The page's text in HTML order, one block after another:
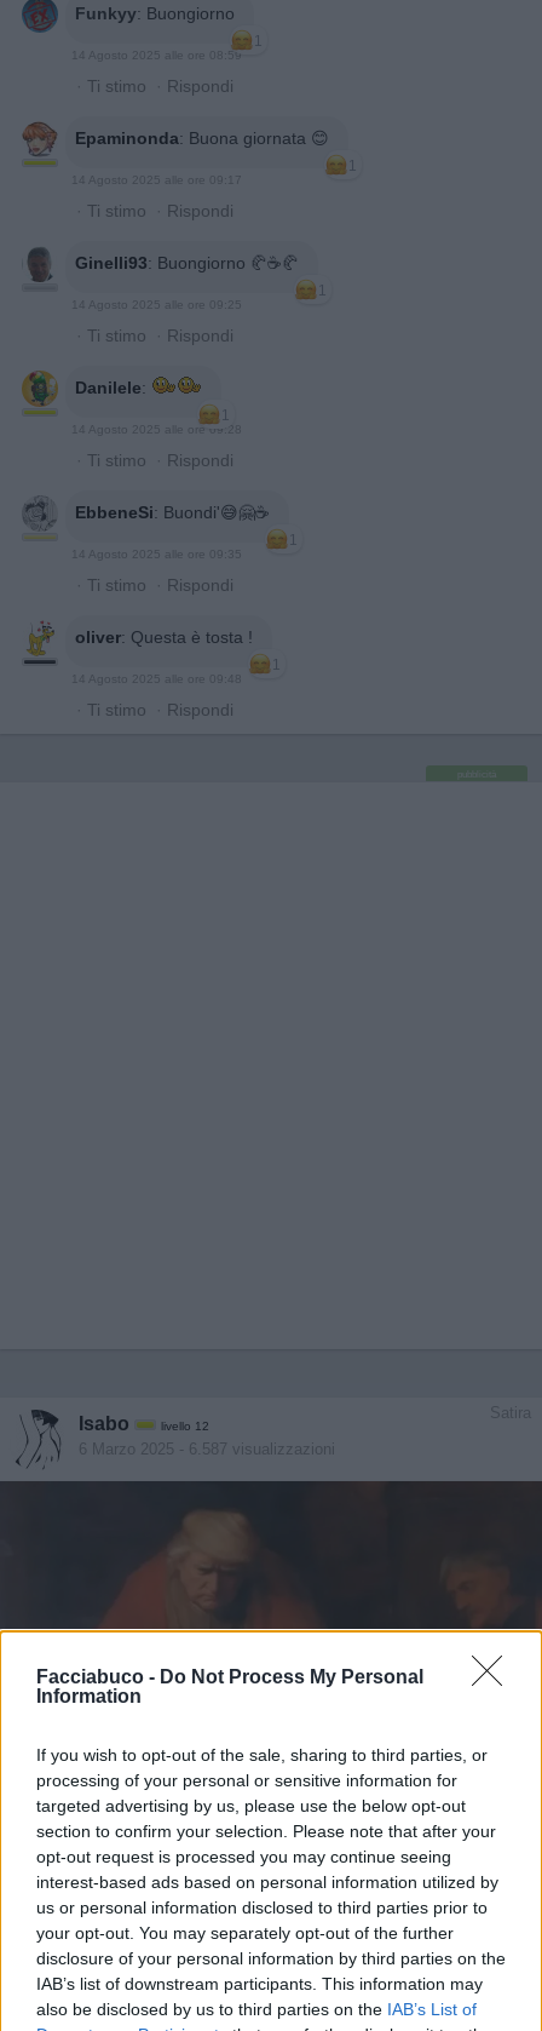
Facciabuco - Do Not Process My Personal
Information
If you wish to opt-out of the sale, sharing to third parties, or
processing of your personal or sensitive information for
targeted advertising by us, please use the below opt-out
section to confirm your selection. Please note that after your
opt-out request is processed you may continue seeing
interest-based ads based on personal information utilized by
us or personal information disclosed to third parties prior to
your opt-out. You may separately opt-out of the further
disclosure of your personal information by third parties on the
IAB’s list of downstream participants. This information may
also be disclosed by us to third parties on the IAB’s List of
Funkyy: Buongiorno
1
14 Agosto 2025 alle ore 08:59
· Ti stimo · Rispondi
Epaminonda: Buona giornata 😊
1
14 Agosto 2025 alle ore 09:17
· Ti stimo · Rispondi
Ginelli93: Buongiorno 🥐☕️🥐
1
14 Agosto 2025 alle ore 09:25
· Ti stimo · Rispondi
Danilele:
1
14 Agosto 2025 alle ore 09:28
· Ti stimo · Rispondi
EbbeneSi: Buondi'😅🤗☕
1
14 Agosto 2025 alle ore 09:35
· Ti stimo · Rispondi
oliver: Questa è tosta !
1
14 Agosto 2025 alle ore 09:48
· Ti stimo · Rispondi
pubblicità
Satira
Isabo livello 12
6 Marzo 2025 - 6.587 visualizzazioni